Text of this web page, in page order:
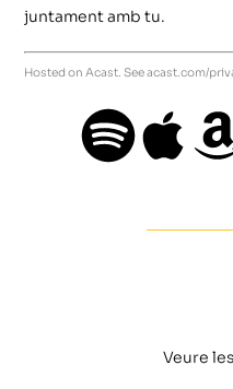
juntament amb tu.
Hosted on Acast. Seeacast.com/
Veure